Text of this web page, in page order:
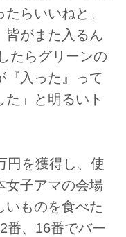
らいいねと。
皆がまた入るん
たらグリーンの
『入った』って
」と明るいト
円を獲得し、使
女子アマの会場
いものを食べた
番、16番でバー